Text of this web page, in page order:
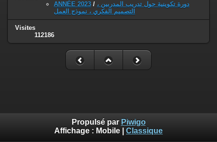
ANNÉE 2023 / دورة تكوينية حول تدريب المدربين ،
التصميم الفكري ، نموذج العمل
Visites
112186
Propulsé par Piwigo
Affichage : Mobile Classique